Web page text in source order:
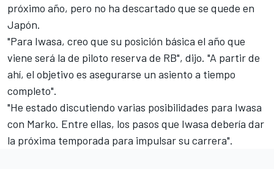
próximo año, pero no ha descartado que se quede en
Japón.
"Para Iwasa, creo que su posición básica el año que
viene será la de piloto reserva de RB", dijo. "A partir de
ahí, el objetivo es asegurarse un asiento a tiempo
completo".
"He estado discutiendo varias posibilidades para Iwasa
con Marko. Entre ellas, los pasos que Iwasa debería dar
la próxima temporada para impulsar su carrera".